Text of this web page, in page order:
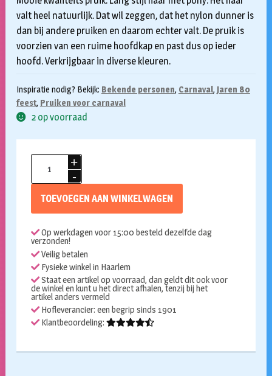
valt heel natuurlijk. Dat wil zeggen, dat het nylon dunner is
dan bij andere pruiken en daarom echter valt. De pruik is
voorzien van een ruime hoofdkap en past dus op ieder
hoofd. Verkrijgbaar in diverse kleuren.
Inspiratie nodig? Bekijk: Bekende personen, Carnaval, Jaren 80
feest, Pruiken voor carnaval
2 op voorraad
Glamourama
pruik
TOEVOEGEN AAN WINKELWAGEN
Op werkdagen voor 15:00 besteld dezelfde dag
verzonden!
Veilig betalen
Fysieke winkel in Haarlem
Staat een artikel op voorraad, dan geldt dit ook voor
de winkel en kunt u het direct afhalen, tenzij bij het
artikel anders vermeld
Hofleverancier: een begrip sinds 1901
Klantbeoordeling: